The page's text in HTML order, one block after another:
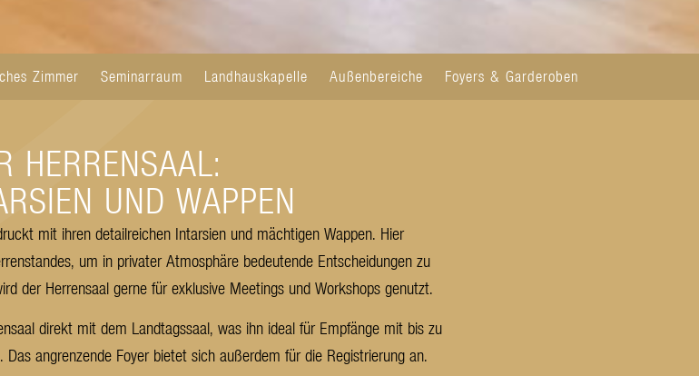
Zimmer Seminarraum Landhauskapelle Außenbereiche Foyers & Garderoben
HERRENSAAL:
UND WAPPEN
mit ihren detailreichen Intarsien und mächtigen Wappen. Hier
um in privater Atmosphäre bedeutende Entscheidungen zu
der Herrensaal gerne für exklusive Meetings und Workshops genutzt.
direkt mit dem Landtagssaal, was ihn ideal für Empfänge mit bis zu
angrenzende Foyer bietet sich außerdem für die Registrierung an.